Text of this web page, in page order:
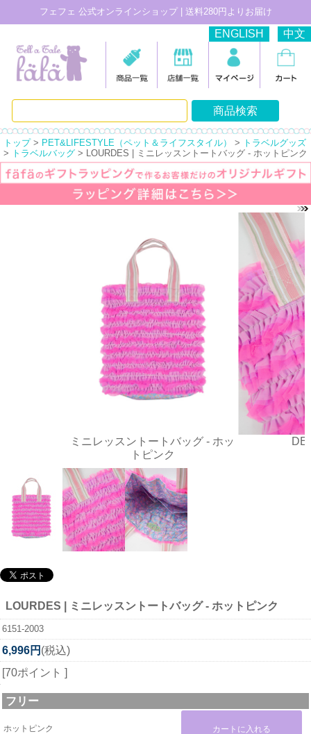
フェフェ 公式オンラインショップ | 送料280円よりお届け
ENGLISH 中文
トップ> PET&LIFESTYLE（ペット＆ライフスタイル） > トラベルグッズ
> トラベルバッグ > LOURDES | ミニレッスントートバッグ - ホットピンク
ミニレッスントートバッグ - ホッ
トピンク
LOURDES | ミニレッスントートバッグ - ホットピンク
6151-2003
6,996円 (税込)
[70ポイント ]
フリー
ホットピンク